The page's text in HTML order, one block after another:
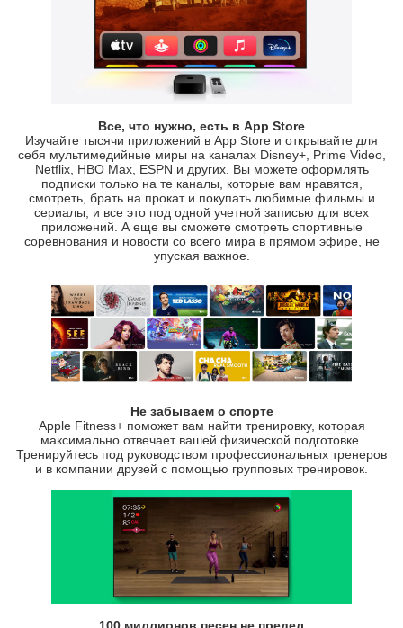
Все, что нужно, есть в App Store
Изучайте тысячи приложений в App Store и открывайте для
себя мультимедийные миры на каналах Disney+, Prime Video,
Netflix, HBO Max, ESPN и других. Вы можете оформлять
подписки только на те каналы, которые вам нравятся,
смотреть, брать на прокат и покупать любимые фильмы и
сериалы, и все это под одной учетной записью для всех
приложений. А еще вы сможете смотреть спортивные
соревнования и новости со всего мира в прямом эфире, не
упуская важное.
Не забываем о спорте
Apple Fitness+ поможет вам найти тренировку, которая
максимально отвечает вашей физической подготовке.
Тренируйтесь под руководством профессиональных тренеров
и в компании друзей с помощью групповых тренировок.